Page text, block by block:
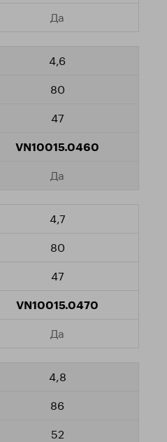
Да
4,6
80
47
VN10015.0460
Да
4,7
80
47
VN10015.0470
Да
4,8
86
52